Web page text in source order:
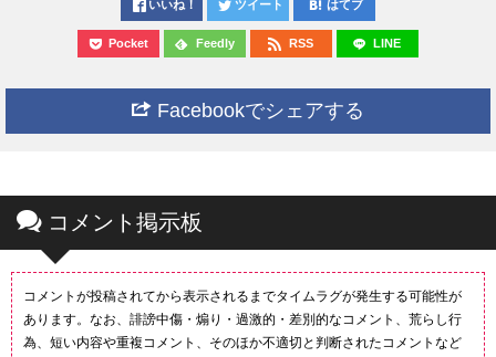
いいね！ ツイート はてブ
Pocket Feedly RSS LINE
Facebookでシェアする
コメント掲示板
コメントが投稿されてから表示されるまでタイムラグが発生する可能性が
あります。なお、誹謗中傷・煽り・過激的・差別的なコメント、荒らし行
為、短い内容や重複コメント、そのほか不適切と判断されたコメントなど